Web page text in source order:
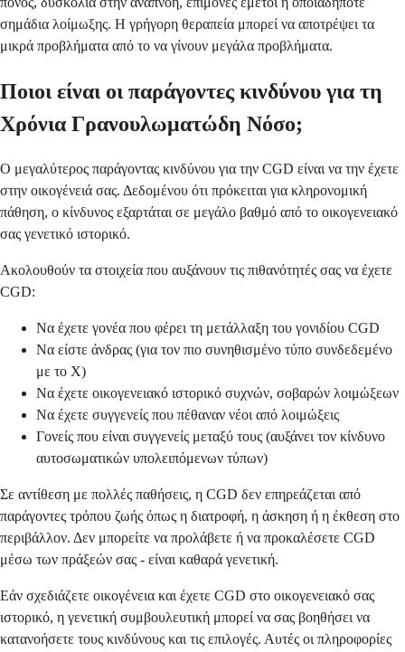
σημάδια λοίμωξης. Η γρήγορη θεραπεία μπορεί να αποτρέψει τα
μικρά προβλήματα από το να γίνουν μεγάλα προβλήματα.
Ποιοι είναι οι παράγοντες κινδύνου για τη
Χρόνια Γρανουλωματώδη Νόσο;
Ο μεγαλύτερος παράγοντας κινδύνου για την CGD είναι να την έχετε
στην οικογένειά σας. Δεδομένου ότι πρόκειται για κληρονομική
πάθηση, ο κίνδυνος εξαρτάται σε μεγάλο βαθμό από το οικογενειακό
σας γενετικό ιστορικό.
Ακολουθούν τα στοιχεία που αυξάνουν τις πιθανότητές σας να έχετε
CGD:
Να έχετε γονέα που φέρει τη μετάλλαξη του γονιδίου CGD
Να είστε άνδρας (για τον πιο συνηθισμένο τύπο συνδεδεμένο
με το Χ)
Να έχετε οικογενειακό ιστορικό συχνών, σοβαρών λοιμώξεων
Να έχετε συγγενείς που πέθαναν νέοι από λοιμώξεις
Γονείς που είναι συγγενείς μεταξύ τους (αυξάνει τον κίνδυνο
αυτοσωματικών υπολειπόμενων τύπων)
Σε αντίθεση με πολλές παθήσεις, η CGD δεν επηρεάζεται από
παράγοντες τρόπου ζωής όπως η διατροφή, η άσκηση ή η έκθεση στο
περιβάλλον. Δεν μπορείτε να προλάβετε ή να προκαλέσετε CGD
μέσω των πράξεών σας - είναι καθαρά γενετική.
Εάν σχεδιάζετε οικογένεια και έχετε CGD στο οικογενειακό σας
ιστορικό, η γενετική συμβουλευτική μπορεί να σας βοηθήσει να
κατανοήσετε τους κινδύνους και τις επιλογές. Αυτές οι πληροφορίες